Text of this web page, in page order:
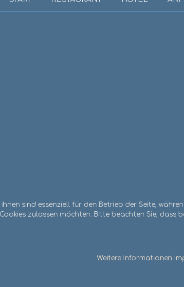
sind essenziell für den Betrieb der Seite,
zulassen möchten. Bitte beachten Sie,
Weitere Informationen